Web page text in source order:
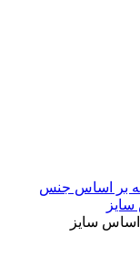
بر اساس جنس
اساس سایز